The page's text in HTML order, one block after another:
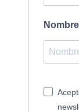
Nombre